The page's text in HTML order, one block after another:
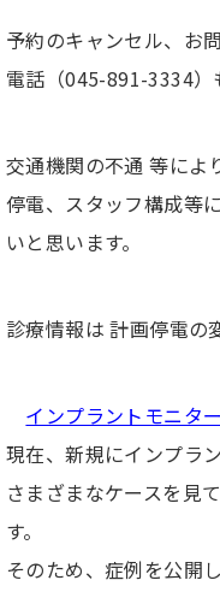
予約のキャンセル、お
電話（045-891-3334
交通機関の不通 等によ
停電、スタッフ構成等
いと思います。
診療情報は 計画停電の
インプラントモニタ
現在、新規にインプラ
さまざまなケースを見
す。
そのため、症例を公開